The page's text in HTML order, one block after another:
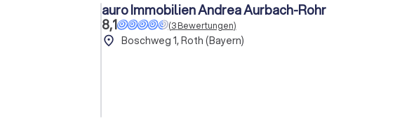
auro Immobilien Andrea Aurbach-Rohr
8,1
(3Bewertungen)
place Boschweg 1, Roth (Bayern)